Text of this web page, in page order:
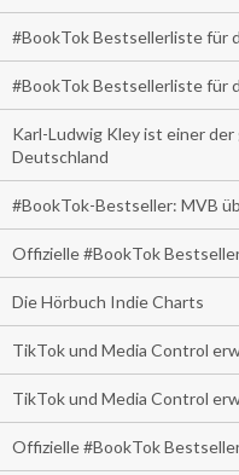
#BookTok Bestsellerliste für
#BookTok Bestsellerliste für
Karl-Ludwig Kley ist einer
Deutschland
#BookTok-Bestseller: MVB
Offizielle #BookTok
Die Hörbuch Indie Charts
TikTok und Media Control
TikTok und Media Control
Offizielle #BookTok